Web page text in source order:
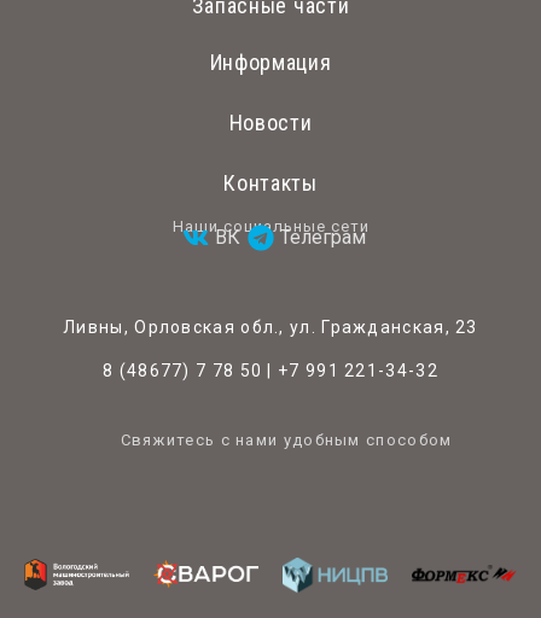
Запасные части
Информация
Новости
Контакты
Наши социальные сети
ВК Телеграм
Ливны, Орловская обл., ул. Гражданская, 23
8 (48677) 7 78 50 +7 991 221-34-32
Свяжитесь с нами удобным способом